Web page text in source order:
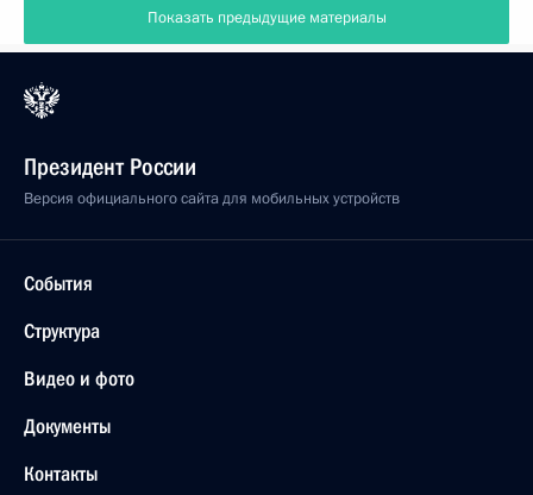
Показать предыдущие материалы
Президент России
Версия официального сайта для мобильных устройств
События
Структура
Видео и фото
Документы
Контакты